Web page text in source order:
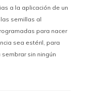
a la aplicación de un
semillas al
para nacer
sea estéril, para
sin ningún